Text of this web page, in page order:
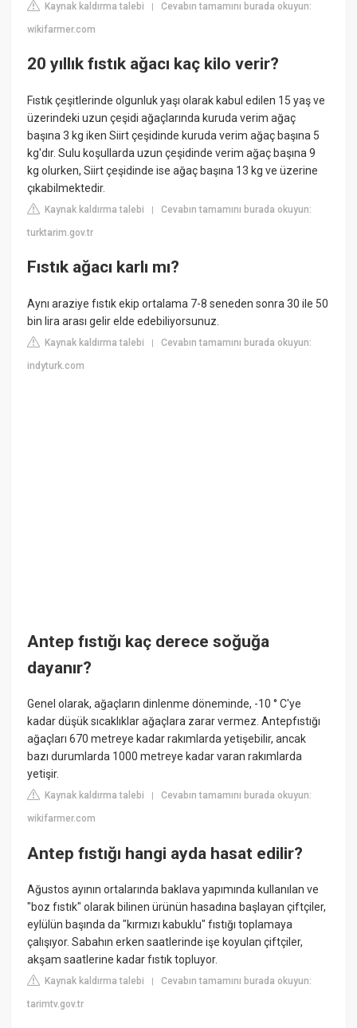
Kaynak kaldırma talebi |Cevabın tamamını burada okuyun:
wikifarmer.com
20 yıllık fıstık ağacı kaç kilo verir?
Fıstık çeşitlerinde olgunluk yaşı olarak kabul edilen 15 yaş ve
üzerindeki uzun çeşidi ağaçlarında kuruda verim ağaç
başına 3 kg iken Siirt çeşidinde kuruda verim ağaç başına 5
kg'dır. Sulu koşullarda uzun çeşidinde verim ağaç başına 9
kg olurken, Siirt çeşidinde ise ağaç başına 13 kg ve üzerine
çıkabilmektedir.
Kaynak kaldırma talebi |Cevabın tamamını burada okuyun:
turktarim.gov.tr
Fıstık ağacı karlı mı?
Aynı araziye fıstık ekip ortalama 7-8 seneden sonra 30 ile 50
bin lira arası gelir elde edebiliyorsunuz.
Kaynak kaldırma talebi |Cevabın tamamını burada okuyun:
indyturk.com
Antep fıstığı kaç derece soğuğa
dayanır?
Genel olarak, ağaçların dinlenme döneminde, -10 ° C'ye
kadar düşük sıcaklıklar ağaçlara zarar vermez. Antepfıstığı
ağaçları 670 metreye kadar rakımlarda yetişebilir, ancak
bazı durumlarda 1000 metreye kadar varan rakımlarda
yetişir.
Kaynak kaldırma talebi |Cevabın tamamını burada okuyun:
wikifarmer.com
Antep fıstığı hangi ayda hasat edilir?
Ağustos ayının ortalarında baklava yapımında kullanılan ve
"boz fıstık" olarak bilinen ürünün hasadına başlayan çiftçiler,
eylülün başında da "kırmızı kabuklu" fıstığı toplamaya
çalışıyor. Sabahın erken saatlerinde işe koyulan çiftçiler,
akşam saatlerine kadar fıstık topluyor.
Kaynak kaldırma talebi |Cevabın tamamını burada okuyun:
tarimtv.gov.tr